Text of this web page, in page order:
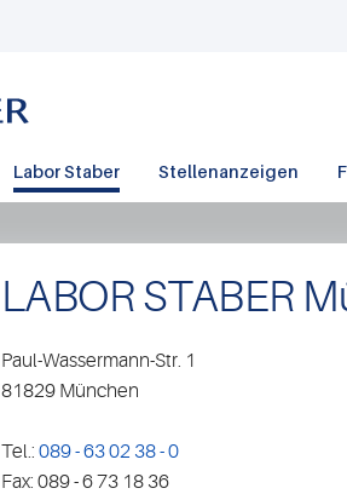
Labor Staber Stellenanzeigen
LABOR STABER
Paul-Wassermann-Str. 1
81829 München
Tel.: 089 - 63 02 38 - 0
Fax: 089 - 6 73 18 36